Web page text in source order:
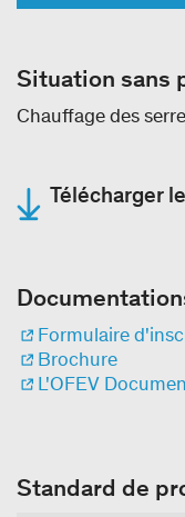
Situation sans
Chauffage des
Télécharger
Formulaire
Brochure
L'OFEV
Standard de